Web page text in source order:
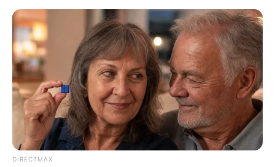
HOME
INSPIRASI
STYLE
FILM &
SERIES
NGAKAK
QUOTES
HYPE
MORE
DIRECTMAX